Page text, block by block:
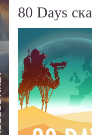
80 Days